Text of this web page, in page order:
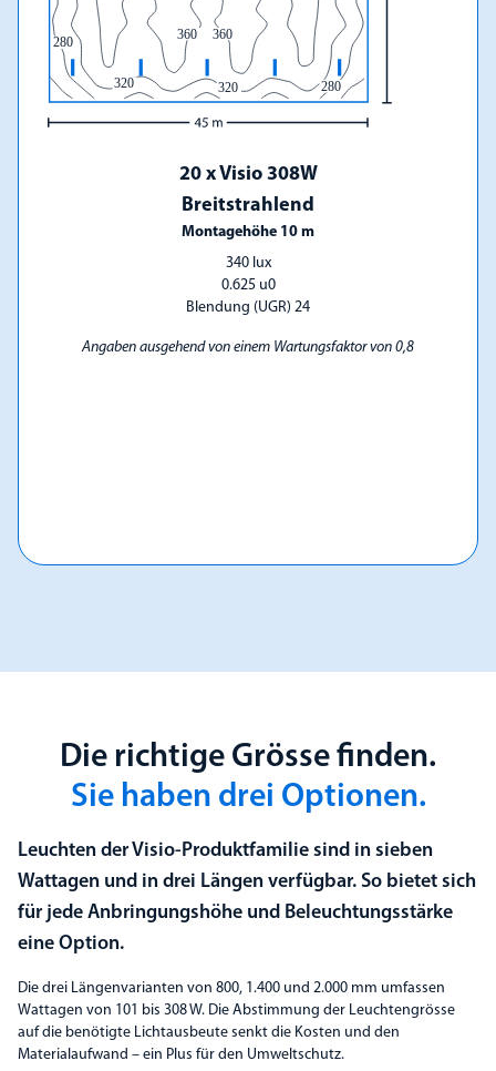
20 x Visio 308W
Breitstrahlend
Montagehöhe 10 m
340 lux
0.625 u0
Blendung (UGR) 24
Angaben ausgehend von einem Wartungsfaktor von 0,8
Die richtige Grösse finden.
Sie haben drei Optionen.
Leuchten der Visio-Produktfamilie sind in sieben
Wattagen und in drei Längen verfügbar. So bietet sich
für jede Anbringungshöhe und Beleuchtungsstärke
eine Option.
Die drei Längenvarianten von 800, 1.400 und 2.000 mm umfassen
Wattagen von 101 bis 308 W. Die Abstimmung der Leuchtengrösse
auf die benötigte Lichtausbeute senkt die Kosten und den
Materialaufwand – ein Plus für den Umweltschutz.